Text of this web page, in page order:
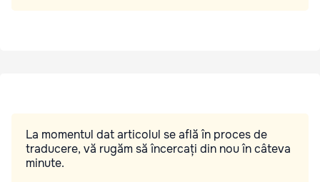
La momentul dat articolul se află în proces de
traducere, vă rugăm să încercați din nou în câteva
minute.